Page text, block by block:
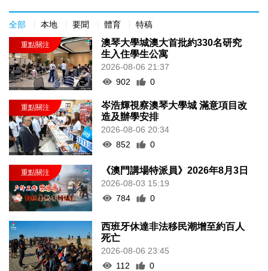
全部 本地 要聞 體育 特稿
澳琴大學城澳大首批約330名研究
生入住學生公寓
2026-08-06 21:37
902
0
岑浩輝視察澳琴大學城 滿意項目改
造及辦學安排
2026-08-06 20:34
852
0
《澳門講場特派員》2026年8月3日
2026-08-03 15:19
784
0
西班牙休達非法移民潮增至約百人
死亡
2026-08-06 23:45
112
0